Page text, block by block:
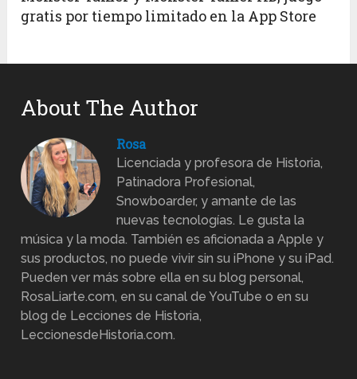
gratis por tiempo limitado en la App Store
About The Author
Rosa
Licenciada y profesora de Historia,
Patinadora Profesional,
Snowboarder, y amante de las
nuevas tecnologías. Le gusta la
música y la moda. También es aficionada a Apple y
sus productos, no puede vivir sin su iPhone y su iPad.
Pueden ver más sobre ella en su blog personal,
RosaLiarte.com, en su canal de YouTube o en su
blog de Lecciones de Historia,
LeccionesdeHistoria.com.